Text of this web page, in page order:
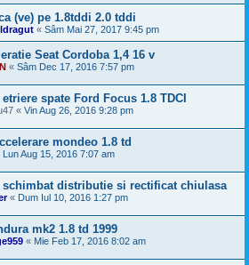
(ve) pe 1.8tddi 2.0 tddi
« Sâm Mai 27, 2017 9:45 pm
Seat Cordoba 1,4 16 v
« Sâm Dec 17, 2016 7:57 pm
spate Ford Focus 1.8 TDCI
« Vin Aug 26, 2016 9:28 pm
mondeo 1.8 td
Lun Aug 15, 2016 7:07 am
distributie si rectificat chiulasa
« Dum Iul 10, 2016 1:27 pm
mk2 1.8 td 1999
« Mie Feb 17, 2016 8:02 am